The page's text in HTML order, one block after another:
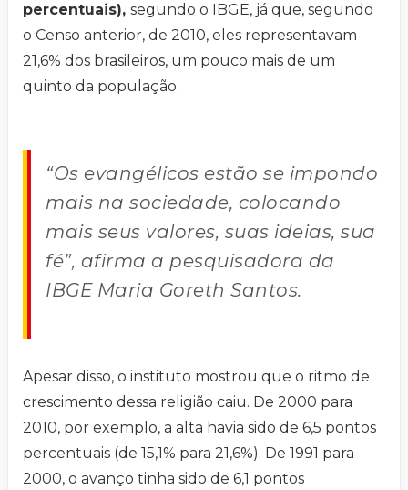
percentuais), segundo o IBGE, já que, segundo
o Censo anterior, de 2010, eles representavam
21,6% dos brasileiros, um pouco mais de um
quinto da população.
“Os evangélicos estão se impondo
mais na sociedade, colocando
mais seus valores, suas ideias, sua
fé”, afirma a pesquisadora da
IBGE Maria Goreth Santos.
Apesar disso, o instituto mostrou que o ritmo de
crescimento dessa religião caiu. De 2000 para
2010, por exemplo, a alta havia sido de 6,5 pontos
percentuais (de 15,1% para 21,6%). De 1991 para
2000, o avanço tinha sido de 6,1 pontos